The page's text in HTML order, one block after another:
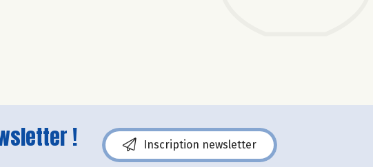
! Inscription newsletter